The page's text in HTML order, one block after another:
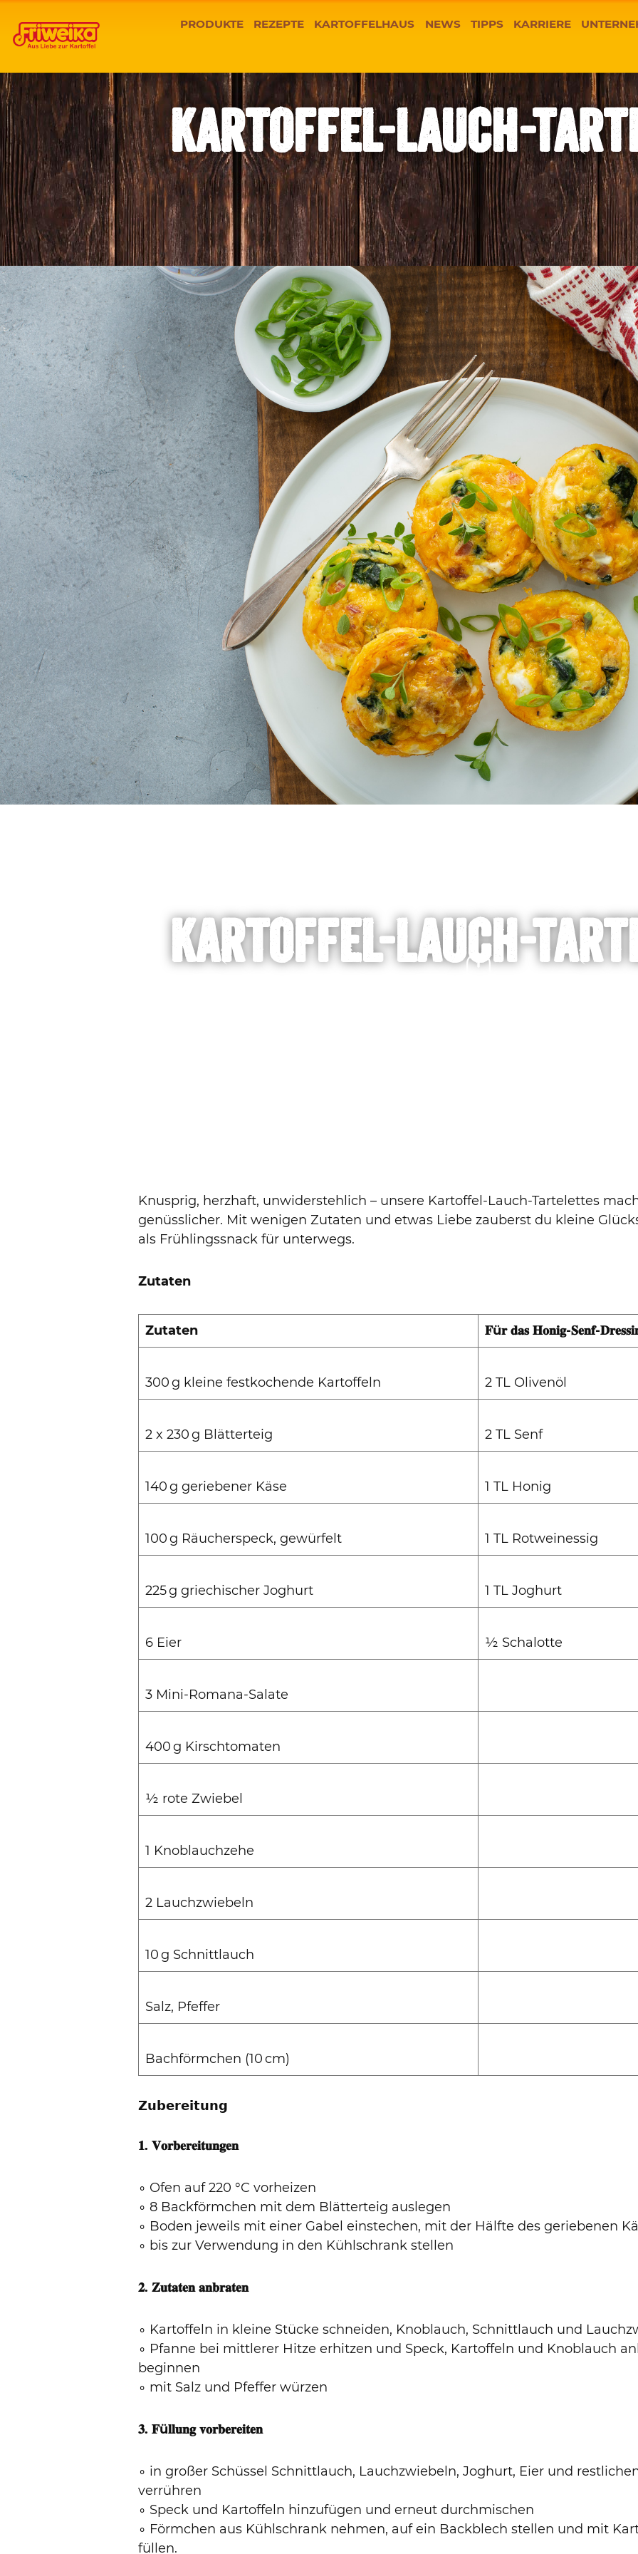
PRODUKTE REZEPTE KARTOFFELHAUS NEWS TIPPS KARRIERE
KARTOFFEL-LAUCH-
KARTOFFEL-LAUCH-
Knusprig, herzhaft, unwiderstehlich – unsere Kartoffel-Lauch-Tartelettes
genüsslicher. Mit wenigen Zutaten und etwas Liebe zauberst du kleine
als Frühlingssnack für unterwegs.
Zutaten
Zutaten 𝐅ü𝐫 𝐝𝐚𝐬 𝐇𝐨𝐧𝐢𝐠-𝐒𝐞𝐧𝐟-
300 g kleine festkochende Kartoffeln 2 TL Olivenöl
2 x 230 g Blätterteig 2 TL Senf
140 g geriebener Käse 1 TL Honig
100 g Räucherspeck, gewürfelt 1 TL Rotweinessig
225 g griechischer Joghurt 1 TL Joghurt
6 Eier ½ Schalotte
3 Mini-Romana-Salate
400 g Kirschtomaten
½ rote Zwiebel
1 Knoblauchzehe
2 Lauchzwiebeln
10 g Schnittlauch
Salz, Pfeffer
Bachförmchen (10 cm)
𝗭𝘂𝗯𝗲𝗿𝗲𝗶𝘁𝘂𝗻𝗴
𝟏. 𝐕𝐨𝐫𝐛𝐞𝐫𝐞𝐢𝐭𝐮𝐧𝐠𝐞𝐧
∘ Ofen auf 220 °C vorheizen
∘ 8 Backförmchen mit dem Blätterteig auslegen
∘ Boden jeweils mit einer Gabel einstechen, mit der Hälfte des geriebenen
∘ bis zur Verwendung in den Kühlschrank stellen
𝟐. 𝐙𝐮𝐭𝐚𝐭𝐞𝐧 𝐚𝐧𝐛𝐫𝐚𝐭𝐞𝐧
∘ Kartoffeln in kleine Stücke schneiden, Knoblauch, Schnittlauch und
∘ Pfanne bei mittlerer Hitze erhitzen und Speck, Kartoffeln und Knoblauch
beginnen
∘ mit Salz und Pfeffer würzen
𝟑. 𝐅ü𝐥𝐥𝐮𝐧𝐠 𝐯𝐨𝐫𝐛𝐞𝐫𝐞𝐢𝐭𝐞𝐧
∘ in großer Schüssel Schnittlauch, Lauchzwiebeln, Joghurt, Eier und
verrühren
∘ Speck und Kartoffeln hinzufügen und erneut durchmischen
∘ Förmchen aus Kühlschrank nehmen, auf ein Backblech stellen und mit
füllen.